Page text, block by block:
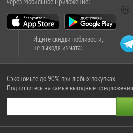
Ищите скидки поблизости,
не выходя из чата:
Сэкономьте до 90% при любых покупках
Подпишитесь на самые выгодные предложения